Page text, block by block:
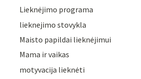
Lieknėjimo programa
lieknejimo stovykla
Maisto papildai lieknėjimui
Mama ir vaikas
motyvacija lieknėti